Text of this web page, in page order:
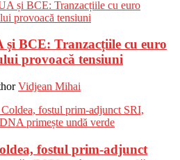
și BCE: Tranzacțiile cu euro
provoacă tensiuni
Vidjean Mihai
fostul prim-adjunct